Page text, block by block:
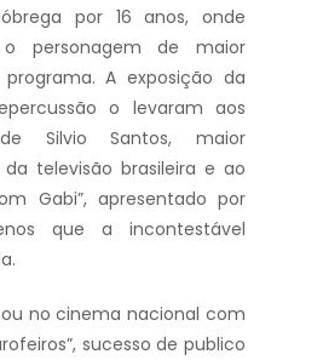
por 16 anos, onde
o personagem de maior
A exposição da
o levaram aos
Silvio Santos, maior
televisão brasileira e ao
Gabi”, apresentado por
que a incontestável
no cinema nacional com
sucesso de publico